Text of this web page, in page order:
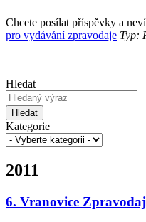
Chcete posílat příspěvky a
pro vydávání zpravodaje Typ:
Hledat
Hledat
Kategorie
2011
6. Vranovice Zpravodaj